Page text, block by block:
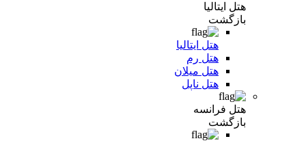
هتل ایتالیا
بازگشت
هتل ایتالیا
هتل رم
هتل میلان
هتل ناپل
هتل فرانسه
بازگشت